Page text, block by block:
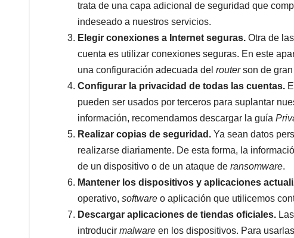
trata de una capa adicional de seguridad que
indeseado a nuestros servicios.
Elegir conexiones a Internet seguras. Otra de
cuenta es utilizar conexiones seguras. En este
una configuración adecuada del routerson de gran
Configurar la privacidad de todas las cuentas.
pueden ser usados por terceros para suplantar
información, recomendamos descargar la guía
Realizar copias de seguridad. Ya sean datos
realizarse diariamente. De esta forma, la
de un dispositivo o de un ataque de ransomware.
Mantener los dispositivos y aplicaciones
operativo, software o aplicación que utilicemos
Descargar aplicaciones de tiendas oficiales.
introducir malware en los dispositivos. Para